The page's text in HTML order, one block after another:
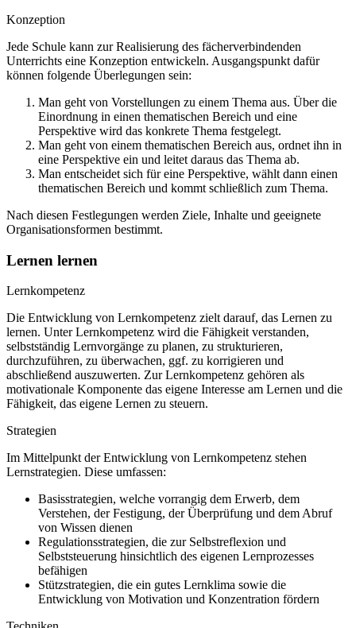
Konzeption
Jede Schule kann zur Realisierung des fächerverbindenden
Unterrichts eine Konzeption entwickeln. Ausgangspunkt dafür
können folgende Überlegungen sein:
Man geht von Vorstellungen zu einem Thema aus. Über die
Einordnung in einen thematischen Bereich und eine
Perspektive wird das konkrete Thema festgelegt.
Man geht von einem thematischen Bereich aus, ordnet ihn in
eine Perspektive ein und leitet daraus das Thema ab.
Man entscheidet sich für eine Perspektive, wählt dann einen
thematischen Bereich und kommt schließlich zum Thema.
Nach diesen Festlegungen werden Ziele, Inhalte und geeignete
Organisationsformen bestimmt.
Lernen lernen
Lernkompetenz
Die Entwicklung von Lernkompetenz zielt darauf, das Lernen zu
lernen. Unter Lernkompetenz wird die Fähigkeit verstanden,
selbstständig Lernvorgänge zu planen, zu strukturieren,
durchzuführen, zu überwachen, ggf. zu korrigieren und
abschließend auszuwerten. Zur Lernkompetenz gehören als
motivationale Komponente das eigene Interesse am Lernen und die
Fähigkeit, das eigene Lernen zu steuern.
Strategien
Im Mittelpunkt der Entwicklung von Lernkompetenz stehen
Lernstrategien. Diese umfassen:
Basisstrategien, welche vorrangig dem Erwerb, dem
Verstehen, der Festigung, der Überprüfung und dem Abruf
von Wissen dienen
Regulationsstrategien, die zur Selbstreflexion und
Selbststeuerung hinsichtlich des eigenen Lernprozesses
befähigen
Stützstrategien, die ein gutes Lernklima sowie die
Entwicklung von Motivation und Konzentration fördern